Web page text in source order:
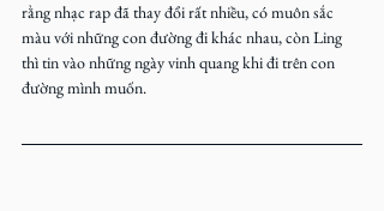
rằng nhạc rap đã thay đổi rất nhiều, có muôn sắc
màu với những con đường đi khác nhau, còn Ling
thì tin vào những ngày vinh quang khi đi trên con
đường mình muốn.